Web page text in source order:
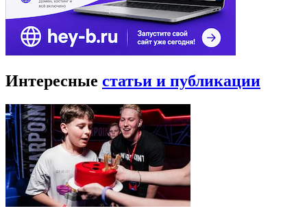
Интересные статьи и публикации